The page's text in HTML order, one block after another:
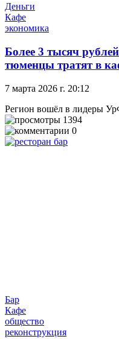
Деньги
Кафе
экономика
Более 3 тысяч
тюменцы тратят в
7 марта 2026 г. 20:12
Регион вошёл в лидеры
1394
0
Бар
Кафе
общество
реконструкция